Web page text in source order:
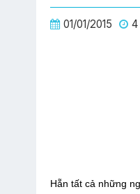
01/01/2015 4
Hẵn tất cả những